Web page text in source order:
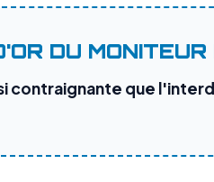
DU
contraignante que